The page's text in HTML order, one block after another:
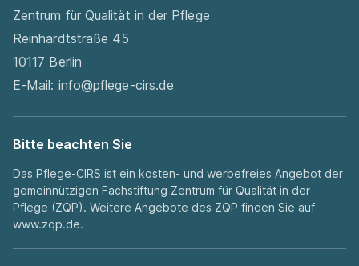
Zentrum für Qualität in der Pflege
Reinhardtstraße 45
10117 Berlin
E-Mail: info@pflege-cirs.de
Bitte beachten Sie
Das Pflege-CIRS ist ein kosten- und werbefreies Angebot der
gemeinnützigen Fachstiftung Zentrum für Qualität in der
Pflege (ZQP). Weitere Angebote des ZQP finden Sie auf
www.zqp.de.